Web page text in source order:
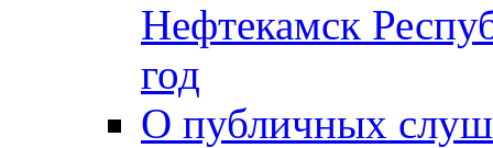
Нефтекамск
год
О публичных